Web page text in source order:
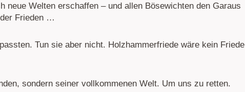
Welten erschaffen – und allen Bösewichten den Garaus
Frieden …
Tun sie aber nicht. Holzhammerfriede wäre kein
sondern seiner vollkommenen Welt. Um uns zu retten.